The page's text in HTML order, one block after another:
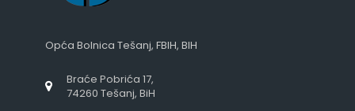
Opća Bolnica Tešanj, FBIH, BIH
Braće Pobrića 17,
74260 Tešanj, BiH